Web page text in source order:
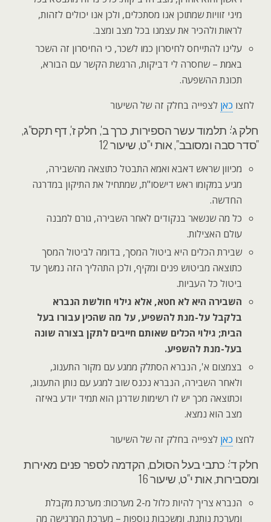
מיני זוויות שמתוכן אנו מסתכלים, ולכן אנו יכולים לזהות,
לראות ולהכיר את עצמנו בכל מצב ומצב.
עלינו להתייחס לחיסרון כמו לשכר, כי החיסרון זה השכר
באמת – שחסרה לי דביקות, הרגשת הקשר עם הבורא,
תכונת ההשפעה.
לחצו כאן לצפייה בחלק זה של השיעור
חלק ג': תלמוד עשר הספירות, כרך ב', חלק ז', דף תקס"ג,
"סדר סבה ומסובב", אות י"ט, שיעור 12
מכיוון שראש דאבא ואמא התבטל כתוצאה מהשבירה,
מגיע במקומו ראש דישסו"ת, שמתחיל את התיקון במדרגה
החדשה.
כל מה שנשאר בנקודים לאחר השבירה, גורם למבנה
עולם האצילות.
שבירת הכלים היא ביטול המסך, בדומה לביטול המסך
כתוצאה מביטוש פנים ומקיף, ולכן התהליך הזה נמשך עד
ביטול כל העביות.
השבירה היא לא חטא, אלא גילוי חולשת הנברא
בלקבל על-מנת להשפיע, על מה שהכין עבורו בעל
הבית; גילוי הכלים שאותם חייבים לתקן בצורה שונה
בעל-מנת להשפיע.
בצמצום א', הנברא הסתלק ממגע עם מקור התענוג,
ולאחר השבירה, הנברא נכנס שוב למגע עם נותן התענוג,
וכתוצאה מכך יש לו רשימות שדרגן הוא תמיד יודע באיזה
מצב הוא נמצא.
לחצו כאן לצפייה בחלק זה של השיעור
חלק ד': כתבי בעל הסולם, הקדמה לספר פנים מאירות
ומסבירות, אות י"ט, שיעור 16
הנברא צריך להיות כלול מ-2 מערכות: מערכת מקבלת
ומערכת נותנת, ומשכבות נוספות – מערכת המרגישה מה